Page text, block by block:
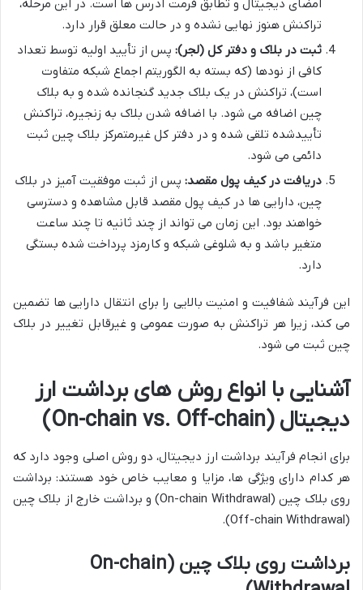
امضای دیجیتال و تطابق فرمت آدرس ها است. در این مرحله،
تراکنش هنوز نهایی نشده و در حالت معلق قرار دارد.
ثبت در بلاک و دفتر کل (لجر): پس از تأیید اولیه توسط تعداد
کافی از نودها (که بسته به الگوریتم اجماع شبکه متفاوت
است)، تراکنش در یک بلاک جدید گنجانده شده و به بلاک
چین اضافه می شود. با اضافه شدن بلاک به زنجیره، تراکنش
تأییدشده تلقی شده و در دفتر کل غیرمتمرکز بلاک چین ثبت
دائمی می شود.
دریافت در کیف پول مقصد: پس از ثبت موفقیت آمیز در بلاک
چین، دارایی ها در کیف پول مقصد قابل مشاهده و دسترسی
خواهند بود. این زمان می تواند از چند ثانیه تا چند ساعت
متغیر باشد و به شلوغی شبکه و کارمزد پرداخت شده بستگی
دارد.
این فرآیند شفافیت و امنیت بالایی را برای انتقال دارایی ها تضمین
می کند، زیرا هر تراکنش به صورت عمومی و غیرقابل تغییر در بلاک
چین ثبت می شود.
آشنایی با انواع روش های برداشت ارز
دیجیتال (On-chain vs. Off-chain)
برای انجام فرآیند برداشت ارز دیجیتال، دو روش اصلی وجود دارد که
هر کدام دارای ویژگی ها، مزایا و معایب خاص خود هستند: برداشت
روی بلاک چین (On-chain Withdrawal) و برداشت خارج از بلاک چین
(Off-chain Withdrawal).
برداشت روی بلاک چین (On-chain